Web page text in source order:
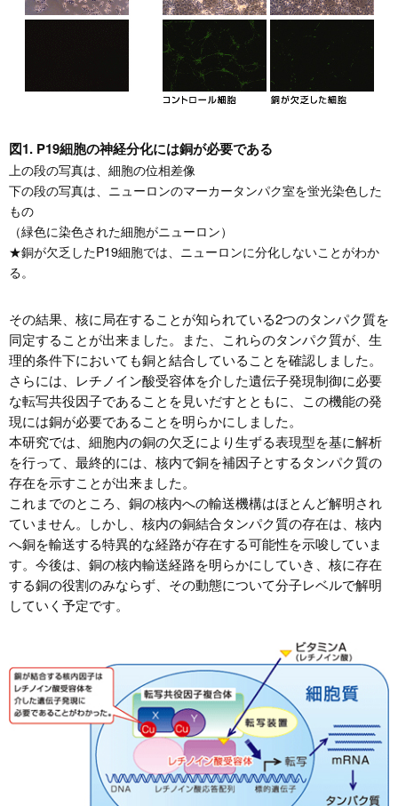
図1. P19細胞の神経分化には銅が必要である
上の段の写真は、細胞の位相差像
下の段の写真は、ニューロンのマーカータンパク室を蛍光染色した
もの
（緑色に染色された細胞がニューロン）
★銅が欠乏したP19細胞では、ニューロンに分化しないことがわか
る。
その結果、核に局在することが知られている2つのタンパク質を
同定することが出来ました。また、これらのタンパク質が、生
理的条件下においても銅と結合していることを確認しました。
さらには、レチノイン酸受容体を介した遺伝子発現制御に必要
な転写共役因子であることを見いだすとともに、この機能の発
現には銅が必要であることを明らかにしました。
本研究では、細胞内の銅の欠乏により生ずる表現型を基に解析
を行って、最終的には、核内で銅を補因子とするタンパク質の
存在を示すことが出来ました。
これまでのところ、銅の核内への輸送機構はほとんど解明され
ていません。しかし、核内の銅結合タンパク質の存在は、核内
へ銅を輸送する特異的な経路が存在する可能性を示唆していま
す。今後は、銅の核内輸送経路を明らかにしていき、核に存在
する銅の役割のみならず、その動態について分子レベルで解明
していく予定です。